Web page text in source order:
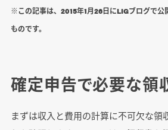
余裕をもって取り組もう、確定
合わせて読みたい！確定申告
※この記事は、2015年1月26日にLIGブログで公
ものです。
確定申告で必要な領
まずは収入と費用の計算に不可欠な領